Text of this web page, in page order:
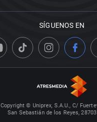
SÍGUENOS EN
Copyright © Uniprex, S.A.U., C/
San Sebastián de los Reyes,